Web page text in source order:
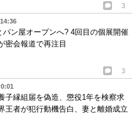
3
パン屋オープンへ? 4回目の個展開催
密会報道で再注目
3
子縁組届を偽造、懲役1年を検察求
王者が犯行動機告白、妻と離婚成立